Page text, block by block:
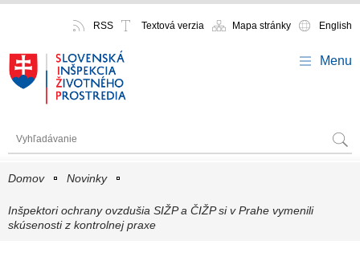
English
Mapa stránky
Textová verzia
RSS
Menu
Domov Novinky
Inšpektori ochrany ovzdušia SIŽP a ČIŽP si v Prahe vymenili
skúsenosti z kontrolnej praxe